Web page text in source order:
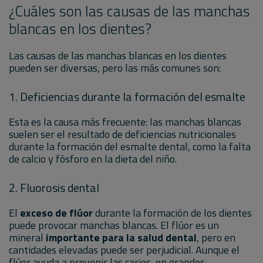
¿Cuáles son las causas de las manchas
blancas en los dientes?
Las causas de las manchas blancas en los dientes
pueden ser diversas, pero las más comunes son:
1. Deficiencias durante la formación del esmalte
Esta es la causa más frecuente: las manchas blancas
suelen ser el resultado de deficiencias nutricionales
durante la formación del esmalte dental, como la falta
de calcio y fósforo en la dieta del niño.
2. Fluorosis dental
El exceso de flúordurante la formación de los dientes
puede provocar manchas blancas. El flúor es un
mineral importante para la salud dental, pero en
cantidades elevadas puede ser perjudicial. Aunque el